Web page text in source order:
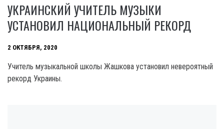
УКРАИНСКИЙ УЧИТЕЛЬ МУЗЫКИ
УСТАНОВИЛ НАЦИОНАЛЬНЫЙ РЕКОРД
2 ОКТЯБРЯ, 2020
Учитель музыкальной школы Жашкова установил невероятный
рекорд Украины.